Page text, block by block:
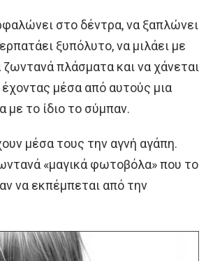
στο δέντρα, να ξαπλώνει
ξυπόλυτο, να μιλάει με
πλάσματα και να χάνεται
μέσα από αυτούς μια
με το ίδιο το σύμπαν.
μέσα τους την αγνή αγάπη.
«μαγικά φωτοβόλα» που το
να εκπέμπεται από την